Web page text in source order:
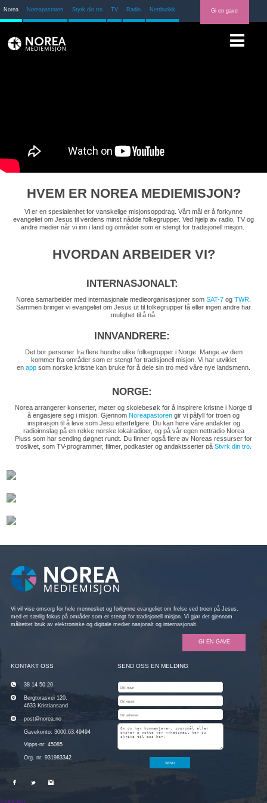
Norea Noreapastoren Styrk din tro TV Radio Nettbutikk Gi en gave
HVEM ER NOREA MEDIEMISJON?
Vi er en spesialenhet for vanskelige misjonsoppdrag. Vårt mål er å forkynne
evangeliet om Jesus til verdens minst nådde folkegrupper. Ved hjelp av radio, TV og
andre medier når vi inn i land og områder som er stengt for tradisjonell misjon.
HVORDAN ARBEIDER VI?
INTERNASJONALT:
Norea samarbeider med internasjonale medieorganisasjoner som SAT-7 og TWR
Sammen bringer vi evangeliet om Jesus ut til folkegrupper få eller ingen andre har
mulighet til å nå.
INNVANDRERE:
Det bor personer fra flere hundre ulike folkegrupper i Norge. Mange av dem
kommer fra områder som er stengt for tradisjonell misjon. Vi har utviklet
en app som norske kristne kan bruke for å dele sin tro med våre nye landsmenn.
NORGE:
Norea arrangerer konserter, møter og skolebesøk for å inspirere kristne i Norge til
å engasjere seg i misjon. Gjennom Noreapastoren gir vi påfyll for troen og
inspirasjon til å leve som Jesu etterfølgere. Du kan høre våre andakter og
radioinnslag på en rekke norske lokalradioer, og på vår egen nettradio Norea
Pluss som har sending døgnet rundt. Du finner også flere av Noreas ressurser for
troslivet, som TV-programmer, filmer, podkaster og andaktsserier på Styrk din tro.
PROSJEKTER
Vi vil vise omsorg for hele mennesket og forkynne evangeliet om frelse ved troen på Jesus,
med et særlig fokus på områder som er stengt for tradisjonell misjon. Vi gjør det gjennom
målrettet bruk av elektroniske og digitale medier nasjonalt og internasjonalt.
GI EN GAVE
KONTAKT OSS
38 14 50 20
Bergtorasvei 120,
4633 Kristiansand
post@norea.no
Gavekonto: 3000.63.49494
Vipps-nr: 45085
Org. nr: 931983342
SEND OSS EN MELDING
Logg inn